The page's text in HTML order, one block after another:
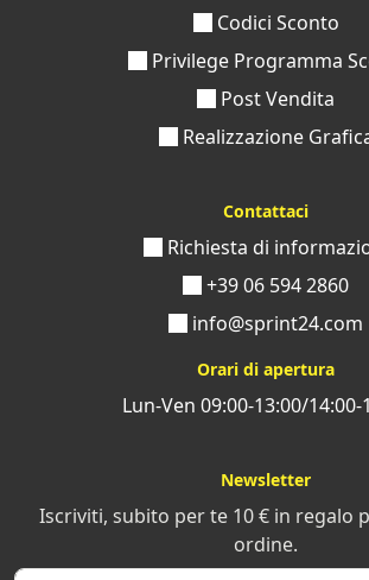
Codici Sconto
Privilege Programma
Post Vendita
Realizzazione
Contattaci
Richiesta di
+39 06 594 2860
info@sprint24.com
Orari di apertura
Lun-Ven 09:00-13:00/14:00-
Newsletter
Iscriviti, subito per te 10 € in regalo
ordine.